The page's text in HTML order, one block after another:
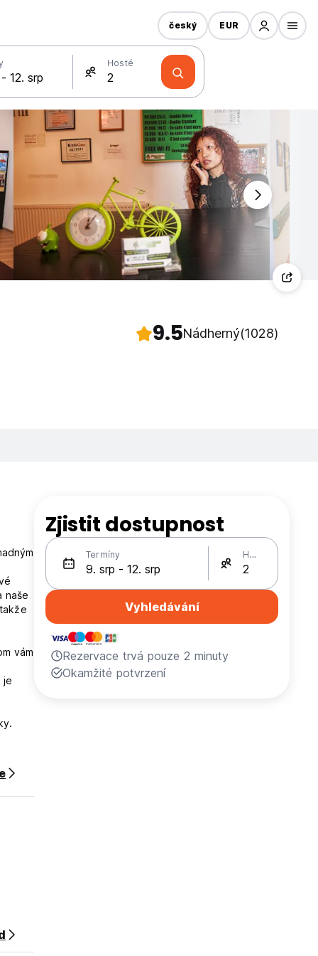
Hosté
český EUR
9.5Nádherný(1028)
naše
vám
je
Zjistit dostupnost
Termíny Hosté
Vyhledávání
Rezervace trvá pouze 2 minuty
Okamžité potvrzení